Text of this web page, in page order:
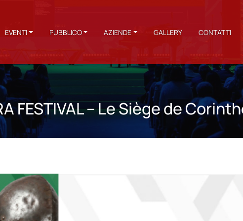
EVENTI PUBBLICO AZIENDE GALLERY CONTATTI
FESTIVAL – Le Siège de